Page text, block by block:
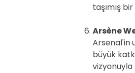
taşımış
Arsène
Arsenal'in
büyük
vizyonuyla